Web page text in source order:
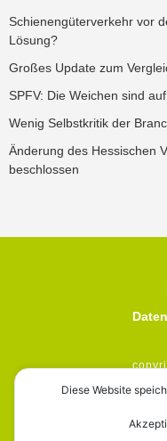
Schienengüterverkehr vor
Lösung?
Großes Update zum
SPFV: Die Weichen sind
Wenig Selbstkritik der
Änderung des Hessischen
beschlossen
Diese Website